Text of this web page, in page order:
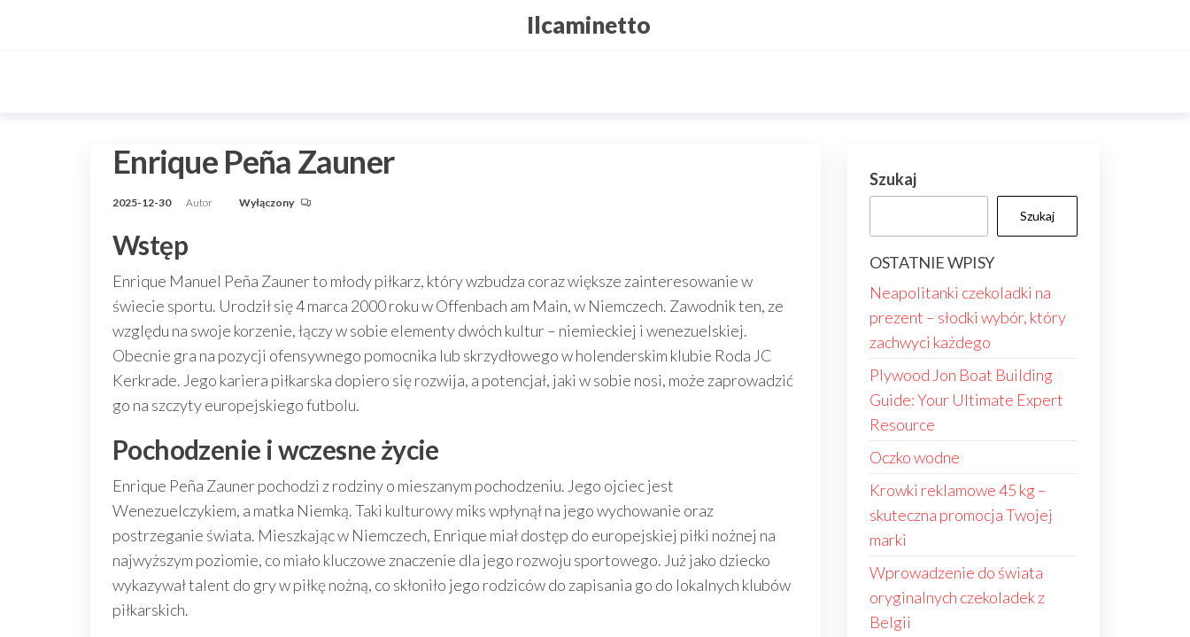
Ilcaminetto
Enrique Peña Zauner
2025-12-30 Autor Wyłączony
Wstęp
Enrique Manuel Peña Zauner to młody piłkarz, który wzbudza coraz większe zainteresowanie w
świecie sportu. Urodził się 4 marca 2000 roku w Offenbach am Main, w Niemczech. Zawodnik ten, ze
względu na swoje korzenie, łączy w sobie elementy dwóch kultur – niemieckiej i wenezuelskiej.
Obecnie gra na pozycji ofensywnego pomocnika lub skrzydłowego w holenderskim klubie Roda JC
Kerkrade. Jego kariera piłkarska dopiero się rozwija, a potencjał, jaki w sobie nosi, może zaprowadzić
go na szczyty europejskiego futbolu.
Pochodzenie i wczesne życie
Enrique Peña Zauner pochodzi z rodziny o mieszanym pochodzeniu. Jego ojciec jest
Wenezuelczykiem, a matka Niemką. Taki kulturowy miks wpłynął na jego wychowanie oraz
postrzeganie świata. Mieszkając w Niemczech, Enrique miał dostęp do europejskiej piłki nożnej na
najwyższym poziomie, co miało kluczowe znaczenie dla jego rozwoju sportowego. Już jako dziecko
wykazywał talent do gry w piłkę nożną, co skłoniło jego rodziców do zapisania go do lokalnych klubów
piłkarskich.
Szukaj
Szukaj
OSTATNIE WPISY
Neapolitanki czekoladki na
prezent – słodki wybór, który
zachwyci każdego
Plywood Jon Boat Building
Guide: Your Ultimate Expert
Resource
Oczko wodne
Krowki reklamowe 45 kg –
skuteczna promocja Twojej
marki
Wprowadzenie do świata
oryginalnych czekoladek z
Belgii